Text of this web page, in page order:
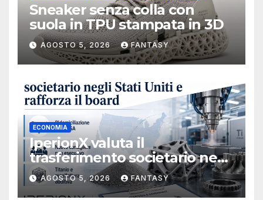
Sneaker senza colla con
suola in TPU stampata in 3D
AGOSTO 5, 2026 FANTASY
ECONOMIA
IperionX valuta il
trasferimento societario negli
Stati Uniti e rafforza il board,
ha nominato Michael J.
AGOSTO 5, 2026 FANTASY